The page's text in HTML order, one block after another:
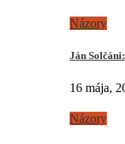
Názory
Ján
16 mája,
Názory